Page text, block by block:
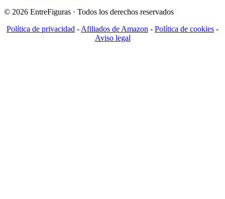
© 2026 EntreFiguras · Todos los derechos reservados
Política de privacidad - Afiliados de Amazon - Política de cookies -
Aviso legal